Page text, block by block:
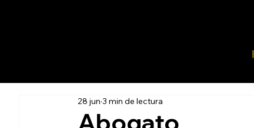
28 jun 3 min de lectura